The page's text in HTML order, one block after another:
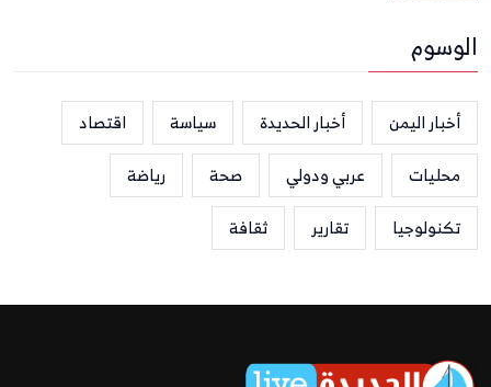
الوسوم
أخبار اليمن أخبار الحديدة سياسة
اقتصاد
محليات
عربي ودولي صحة
رياضة
تكنولوجيا
تقارير ثقافة